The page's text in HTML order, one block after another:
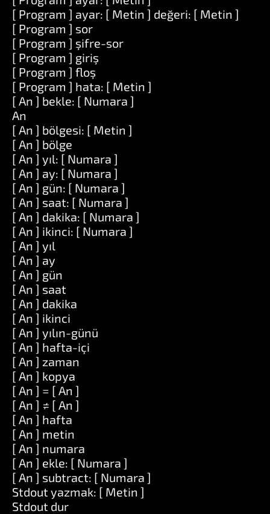
[ Program ] ayar: [ Metin ] değeri: [ Metin ]
[ Program ] sor
[ Program ] şifre-sor
[ Program ] giriş
[ Program ] floş
[ Program ] hata: [ Metin ]
[ An ] bekle: [ Numara ]
An
[ An ] bölgesi: [ Metin ]
[ An ] bölge
[ An ] yıl: [ Numara ]
[ An ] ay: [ Numara ]
[ An ] gün: [ Numara ]
[ An ] saat: [ Numara ]
[ An ] dakika: [ Numara ]
[ An ] ikinci: [ Numara ]
[ An ] yıl
[ An ] ay
[ An ] gün
[ An ] saat
[ An ] dakika
[ An ] ikinci
[ An ] yılın-günü
[ An ] hafta-içi
[ An ] zaman
[ An ] kopya
[ An ] = [ An ]
[ An ] ≠ [ An ]
[ An ] hafta
[ An ] metin
[ An ] numara
[ An ] ekle: [ Numara ]
[ An ] subtract: [ Numara ]
Stdout yazmak: [ Metin ]
Stdout dur